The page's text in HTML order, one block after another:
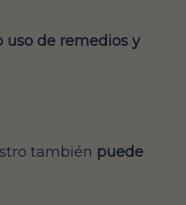
uso de remedios y
también puede